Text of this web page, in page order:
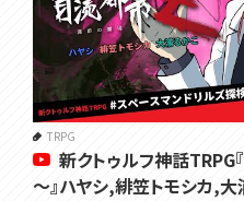
TRPG
新クトゥルフ神話
～』ハヤシ,緋笠トモシカ,大